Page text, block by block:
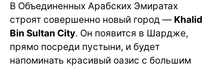
В Объединенных Арабских Эмиратах
строят совершенно новый город — Khalid
Bin Sultan City. Он появится в Шардже,
прямо посреди пустыни, и будет
напоминать красивый оазис с большим